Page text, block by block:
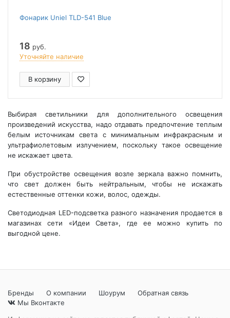
Фонарик Uniel TLD-541 Blue
18 руб.
Уточняйте наличие
В корзину
Выбирая светильники для дополнительного освещения
произведений искусства, надо отдавать предпочтение теплым
белым источникам света с минимальным инфракрасным и
ультрафиолетовым излучением, поскольку такое освещение
не искажает цвета.
При обустройстве освещения возле зеркала важно помнить,
что свет должен быть нейтральным, чтобы не искажать
естественные оттенки кожи, волос, одежды.
Светодиодная LED-подсветка разного назначения продается в
магазинах сети «Идеи Света», где ее можно купить по
выгодной цене.
Бренды О компании Шоурум
Обратная связь
Мы Вконтакте